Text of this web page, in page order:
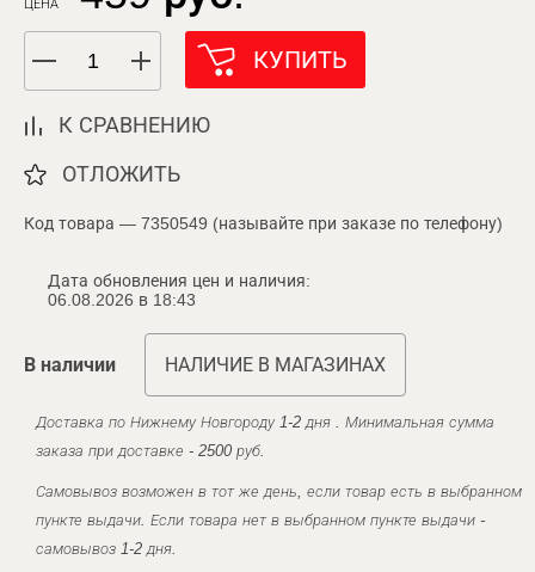
ЦЕНА
КУПИТЬ
К СРАВНЕНИЮ
ОТЛОЖИТЬ
Код товара — 7350549 (называйте при заказе по телефону)
Дата обновления цен и наличия:
06.08.2026 в 18:43
В наличии НАЛИЧИЕ В МАГАЗИНАХ
Доставка по Нижнему Новгороду 1-2 дня . Минимальная сумма
заказа при доставке - 2500 руб.
Самовывоз возможен в тот же день, если товар есть в выбранном
пункте выдачи. Если товара нет в выбранном пункте выдачи -
самовывоз 1-2 дня.